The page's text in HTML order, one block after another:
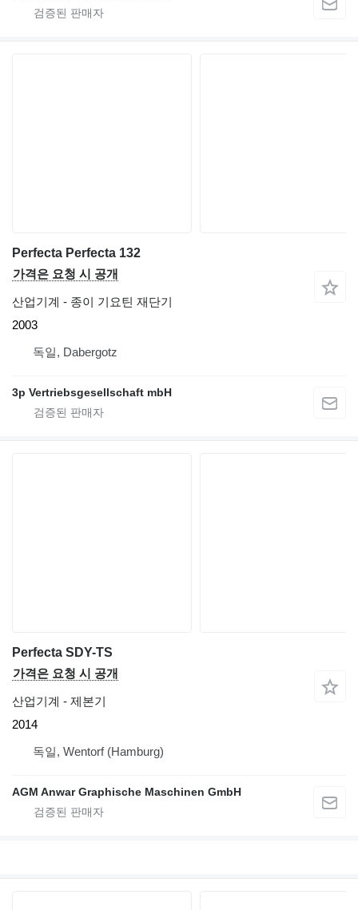
Perfecta Perfecta 132
가격은 요청 시 공개
산업기계 - 종이 기요틴 재단기
2003
독일, Dabergotz
3p Vertriebsgesellschaft mbH
Perfecta SDY-TS
가격은 요청 시 공개
산업기계 - 제본기
2014
독일, Wentorf (Hamburg)
AGM Anwar Graphische Maschinen GmbH